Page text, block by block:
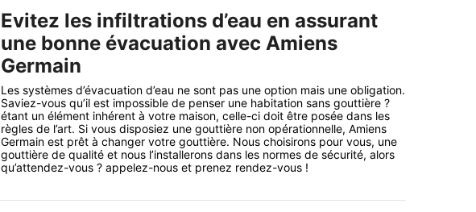
Evitez les infiltrations d’eau en assurant
une bonne évacuation avec Amiens
Germain
Les systèmes d’évacuation d’eau ne sont pas une option mais une obligation.
Saviez-vous qu’il est impossible de penser une habitation sans gouttière ?
étant un élément inhérent à votre maison, celle-ci doit être posée dans les
règles de l’art. Si vous disposiez une gouttière non opérationnelle, Amiens
Germain est prêt à changer votre gouttière. Nous choisirons pour vous, une
gouttière de qualité et nous l’installerons dans les normes de sécurité, alors
qu’attendez-vous ? appelez-nous et prenez rendez-vous !